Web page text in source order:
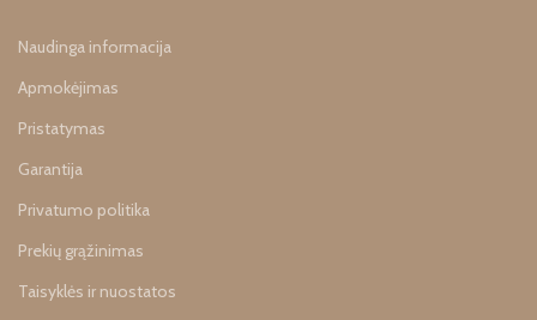
Naudinga informacija
Apmokėjimas
Pristatymas
Garantija
Privatumo politika
Prekių grąžinimas
Taisyklės ir nuostatos